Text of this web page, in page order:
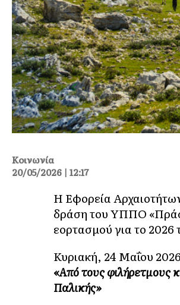
Κοινωνία
20/05/2026 | 12:17
Η Εφορεία
δράση του ΥΠΠΟ
εορτασμού για το
Κυριακή, 24 Μαΐου 2026
«Από τους φιλήρετμους
Παλικής»